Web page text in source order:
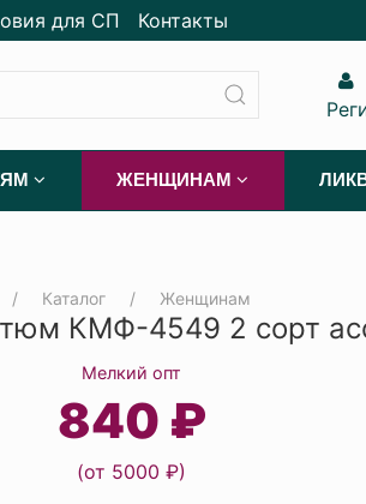
для СП Контакты
ЖЕНЩИНАМ
Каталог Женщинам
КМФ-4549 2 сорт
Мелкий опт
840 ₽
(от 5000 ₽)